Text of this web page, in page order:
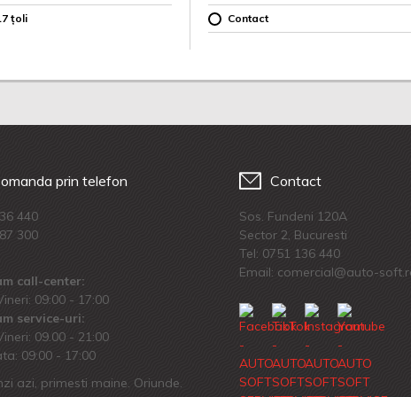
țoli Contact
prin telefon
440
300
call-center:
09:00 - 17:00
service-uri:
09.00 - 21:00
09:00 - 17:00
azi, primesti maine. Oriunde.
Contact
Sos. Fundeni 120A
Sector 2, Bucuresti
Tel: 0751 136 440
Email: comercial@auto-